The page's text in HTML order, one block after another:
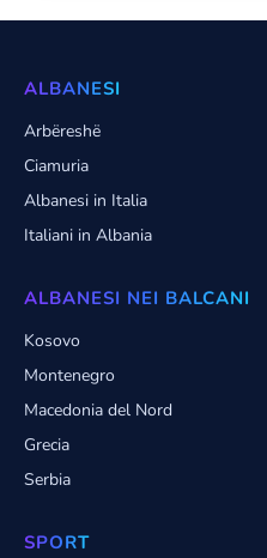
ALBANESI
Arbëreshë
Ciamuria
Albanesi in Italia
Italiani in Albania
ALBANESI NEI BALCANI
Kosovo
Montenegro
Macedonia del Nord
Grecia
Serbia
SPORT